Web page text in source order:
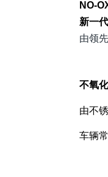
NO-
新一代
由领
不氧
由不
车辆